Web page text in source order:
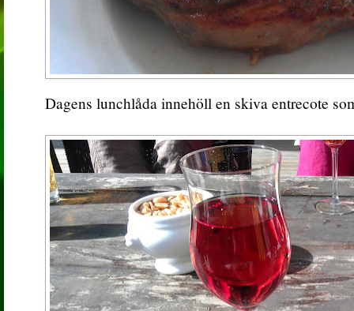
Dagens lunchlåda innehöll en skiva entrecote